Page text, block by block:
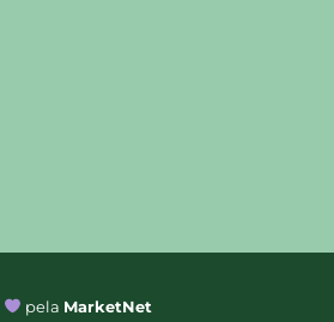
pela MarketNet